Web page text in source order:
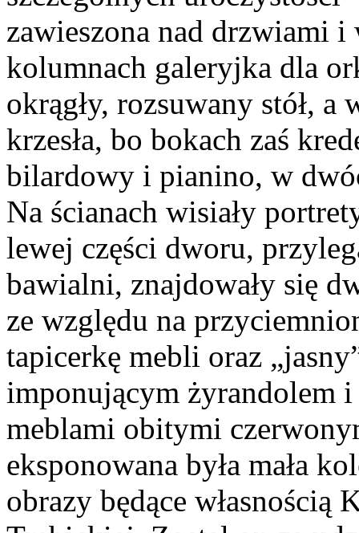
zawieszona nad drzwiami
kolumnach galeryjka dla
okrągły, rozsuwany stół,
krzesła, bo bokach zaś
bilardowy i pianino, w
Na ścianach wisiały
lewej części dworu,
bawialni, znajdowały się
ze względu na
tapicerkę mebli oraz
imponującym żyrandolem
meblami obitymi
eksponowana była mała
obrazy będące